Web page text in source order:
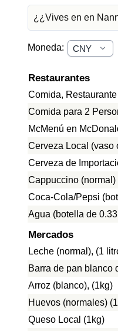
¿¿Vives en en
Moneda:
Restaurantes
Comida,
Comida para 2
McMenú en
Cerveza Local (vaso
Cerveza de
Cappuccino (normal)
Coca-Cola/Pepsi
Agua (botella de
Mercados
Leche (normal), (1
Barra de pan blanco
Arroz (blanco), (1kg)
Huevos (normales)
Queso Local (1kg)